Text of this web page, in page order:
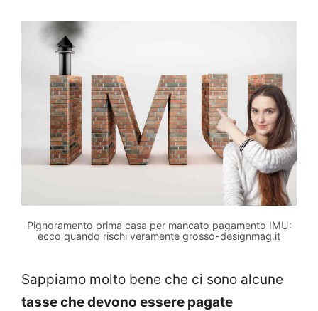
Pignoramento prima casa per mancato pagamento IMU:
ecco quando rischi veramente grosso-designmag.it
Sappiamo molto bene che ci sono alcune
tasse che devono essere pagate